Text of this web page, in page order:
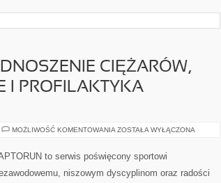
CIĘŻARÓW,
I PROFILAKTYKA
MOŻLIWOŚĆ KOMENTOWANIA SPORTY
CIĘŻARÓW,
TRÓJBÓJ)
KONTUZJE
ZOSTAŁA WYŁĄCZONA
to serwis poświęcony sportowi
niszowym dyscyplinom oraz radości